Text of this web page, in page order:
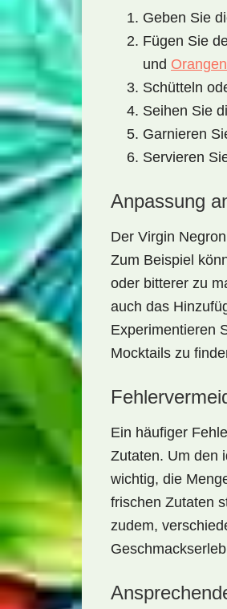
Geben Sie
Fügen Sie
und
Schütteln
Seihen Sie
Garnieren
Servieren
Anpassung
Der Virgin
Zum Beispiel
oder bitterer zu
auch das
Experimentieren
Mocktails zu
Ein häufiger
Zutaten. Um den
wichtig, die
frischen Zutaten
zudem,